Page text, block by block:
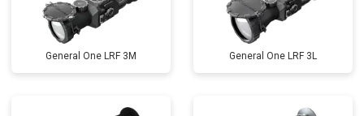
General One LRF 3M General One LRF 3L